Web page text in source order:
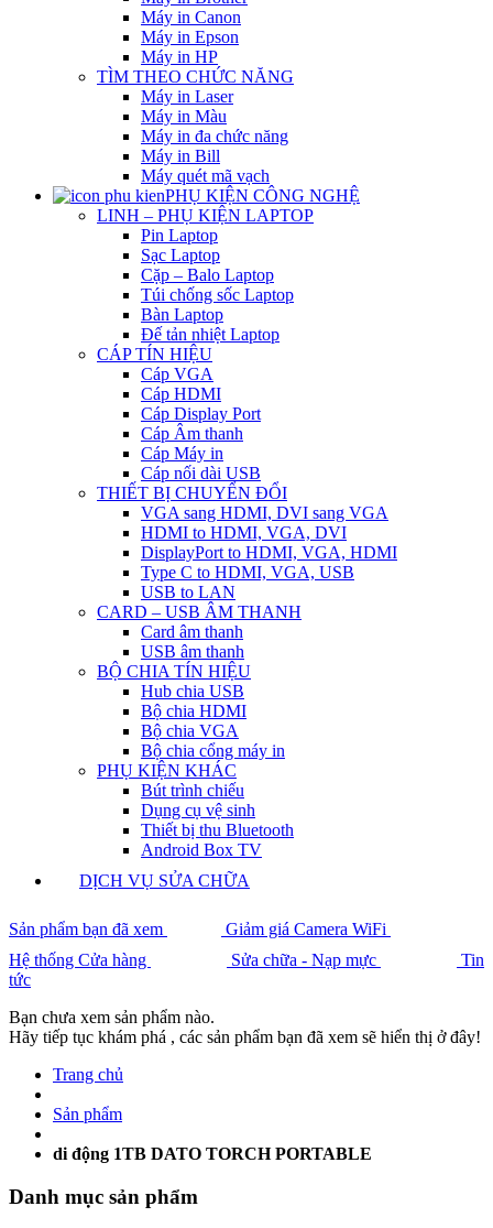
Máy in Canon
Máy in Epson
Máy in HP
TÌM THEO CHỨC NĂNG
Máy in Laser
Máy in Màu
Máy in đa chức năng
Máy in Bill
Máy quét mã vạch
PHỤ KIỆN CÔNG NGHỆ
LINH – PHỤ KIỆN LAPTOP
Pin Laptop
Sạc Laptop
Cặp – Balo Laptop
Túi chống sốc Laptop
Bàn Laptop
Đế tản nhiệt Laptop
CÁP TÍN HIỆU
Cáp VGA
Cáp HDMI
Cáp Display Port
Cáp Âm thanh
Cáp Máy in
Cáp nối dài USB
THIẾT BỊ CHUYỂN ĐỔI
VGA sang HDMI, DVI sang VGA
HDMI to HDMI, VGA, DVI
DisplayPort to HDMI, VGA, HDMI
Type C to HDMI, VGA, USB
USB to LAN
CARD – USB ÂM THANH
Card âm thanh
USB âm thanh
BỘ CHIA TÍN HIỆU
Hub chia USB
Bộ chia HDMI
Bộ chia VGA
Bộ chia cổng máy in
PHỤ KIỆN KHÁC
Bút trình chiếu
Dụng cụ vệ sinh
Thiết bị thu Bluetooth
Android Box TV
DỊCH VỤ SỬA CHỮA
Sản phẩm bạn đã xem
Giảm giá Camera WiFi
Hệ thống Cửa hàng
Sửa chữa - Nạp mực
Tin
tức
Bạn chưa xem sản phẩm nào.
Hãy tiếp tục khám phá , các sản phẩm bạn đã xem sẽ hiển thị ở đây!
Trang chủ
Sản phẩm
di động 1TB DATO TORCH PORTABLE
Danh mục sản phẩm